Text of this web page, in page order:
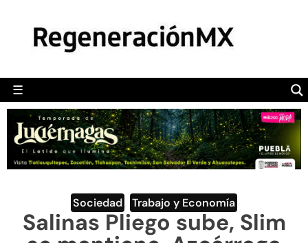
☰
POLÍTICA
CAMALEÓN
OPINIÓN
DEPORTES
ENGLISH SECTION
VIDEOS
Sociedad Trabajo y Economía
Salinas Pliego sube, Slim